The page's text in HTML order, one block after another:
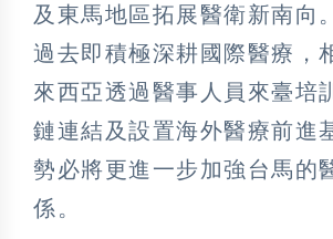
及東馬地區拓展醫衛新南向
過去即積極深耕國際醫療，
來西亞透過醫事人員來臺培
鏈連結及設置海外醫療前進
勢必將更進一步加強台馬的
係。